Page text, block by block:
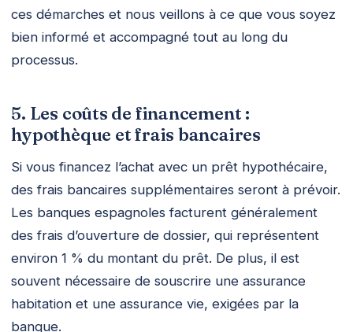
ces démarches et nous veillons à ce que vous soyez
bien informé et accompagné tout au long du
processus.
5. Les coûts de financement :
hypothèque et frais bancaires
Si vous financez l’achat avec un prêt hypothécaire,
des frais bancaires supplémentaires seront à prévoir.
Les banques espagnoles facturent généralement
des frais d’ouverture de dossier, qui représentent
environ 1 % du montant du prêt. De plus, il est
souvent nécessaire de souscrire une assurance
habitation et une assurance vie, exigées par la
banque.